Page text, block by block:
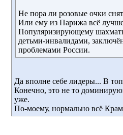
Не пора ли розовые очки
Или ему из Парижа всё
Популяризирующему
детьми-инвалидами,
проблемами России.
Да вполне себе лидеры... В
Конечно, это не то
уже.
По-моему, нормально всё